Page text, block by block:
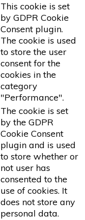
This cookie is set
by GDPR Cookie
Consent plugin.
The cookie is used
to store the user
consent for the
cookies in the
category
"Performance".
The cookie is set
by the GDPR
Cookie Consent
plugin and is used
to store whether or
not user has
consented to the
use of cookies. It
does not store any
personal data.